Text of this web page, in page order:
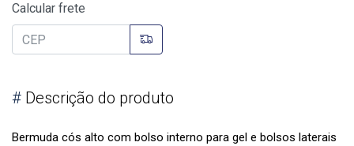
Calcular frete
# Descrição do produto
Bermuda cós alto com bolso interno para gel e bolsos laterais